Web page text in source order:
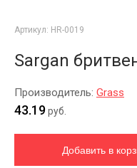
Артикул: HR-0019
Sargan
Производитель: Grass
43.19руб.